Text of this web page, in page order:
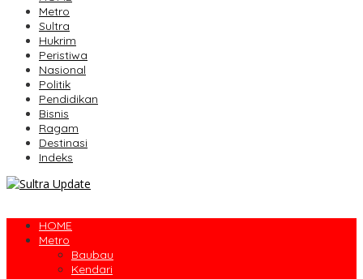
Metro
Sultra
Hukrim
Peristiwa
Nasional
Politik
Pendidikan
Bisnis
Ragam
Destinasi
Indeks
HOME
Metro
Baubau
Kendari